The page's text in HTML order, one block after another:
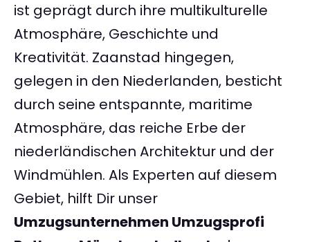
ist geprägt durch ihre multikulturelle
Atmosphäre, Geschichte und
Kreativität. Zaanstad hingegen,
gelegen in den Niederlanden, besticht
durch seine entspannte, maritime
Atmosphäre, das reiche Erbe der
niederländischen Architektur und der
Windmühlen. Als Experten auf diesem
Gebiet, hilft Dir unser
Umzugsunternehmen Umzugsprofi